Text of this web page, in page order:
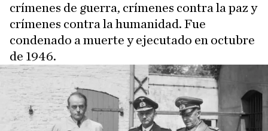
crímenes de guerra, crímenes contra la paz y
crímenes contra la humanidad. Fue
condenado a muerte y ejecutado en octubre
de 1946.